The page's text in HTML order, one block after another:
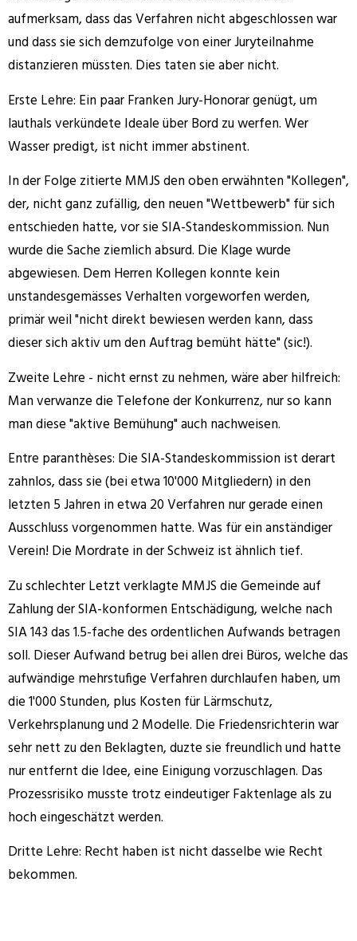
aufmerksam, dass das Verfahren nicht abgeschlossen war
und dass sie sich demzufolge von einer Juryteilnahme
distanzieren müssten. Dies taten sie aber nicht.
Erste Lehre: Ein paar Franken Jury-Honorar genügt, um
lauthals verkündete Ideale über Bord zu werfen. Wer
Wasser predigt, ist nicht immer abstinent.
In der Folge zitierte MMJS den oben erwähnten "Kollegen",
der, nicht ganz zufällig, den neuen "Wettbewerb" für sich
entschieden hatte, vor sie SIA-Standeskommission. Nun
wurde die Sache ziemlich absurd. Die Klage wurde
abgewiesen. Dem Herren Kollegen konnte kein
unstandesgemässes Verhalten vorgeworfen werden,
primär weil "nicht direkt bewiesen werden kann, dass
dieser sich aktiv um den Auftrag bemüht hätte" (sic!).
Zweite Lehre - nicht ernst zu nehmen, wäre aber hilfreich:
Man verwanze die Telefone der Konkurrenz, nur so kann
man diese "aktive Bemühung" auch nachweisen.
Entre paranthèses: Die SIA-Standeskommission ist derart
zahnlos, dass sie (bei etwa 10'000 Mitgliedern) in den
letzten 5 Jahren in etwa 20 Verfahren nur gerade einen
Ausschluss vorgenommen hatte. Was für ein anständiger
Verein! Die Mordrate in der Schweiz ist ähnlich tief.
Zu schlechter Letzt verklagte MMJS die Gemeinde auf
Zahlung der SIA-konformen Entschädigung, welche nach
SIA 143 das 1.5-fache des ordentlichen Aufwands betragen
soll. Dieser Aufwand betrug bei allen drei Büros, welche das
aufwändige mehrstufige Verfahren durchlaufen haben, um
die 1'000 Stunden, plus Kosten für Lärmschutz,
Verkehrsplanung und 2 Modelle. Die Friedensrichterin war
sehr nett zu den Beklagten, duzte sie freundlich und hatte
nur entfernt die Idee, eine Einigung vorzuschlagen. Das
Prozessrisiko musste trotz eindeutiger Faktenlage als zu
hoch eingeschätzt werden.
Dritte Lehre: Recht haben ist nicht dasselbe wie Recht
bekommen.